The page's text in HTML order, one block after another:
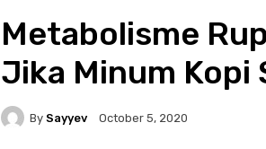
Metabolisme
Jika Minum Kopi
By Sayyev October 5, 2020